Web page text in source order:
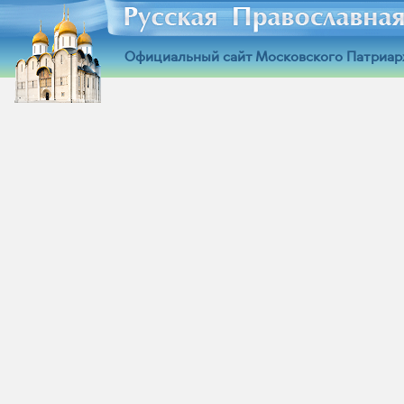
Официальный сайт Московского